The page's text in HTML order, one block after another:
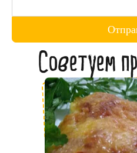
Советуем